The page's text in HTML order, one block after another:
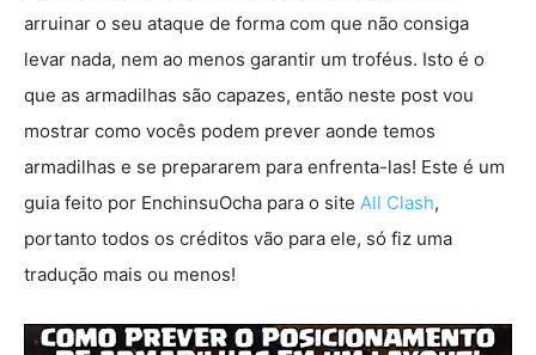
arruinar o seu ataque de forma com que não consiga
levar nada, nem ao menos garantir um troféus. Isto é o
que as armadilhas são capazes, então neste post vou
mostrar como vocês podem prever aonde temos
armadilhas e se prepararem para enfrenta-las! Este é um
guia feito por EnchinsuOcha para o site All Clash,
portanto todos os créditos vão para ele, só fiz uma
tradução mais ou menos!